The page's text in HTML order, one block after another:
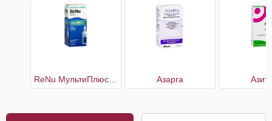
Азарга